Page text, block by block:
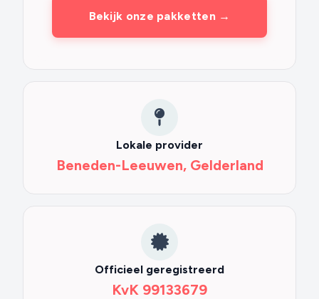
Bekijk onze pakketten →
BetrouwbaarheidLokale provider
Beneden-Leeuwen, Gelderland
Officieel geregistreerd
KvK 99133679